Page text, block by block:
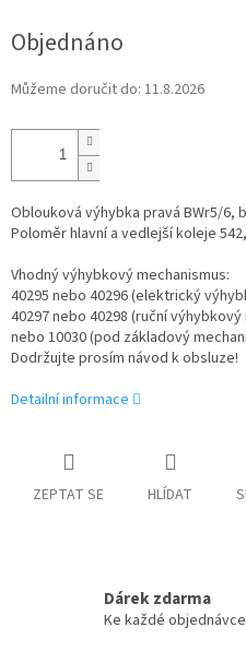
cena:
Objednáno
Můžeme doručit do: 11.8.2026
Oblouková výhybka pravá BWr5/6,
Poloměr hlavní a vedlejší koleje
Vhodný výhybkový mechanismus:
40295 nebo 40296 (elektrický
40297 nebo 40298 (ruční
nebo 10030 (pod základový
Dodržujte prosím návod k obsluze!
Detailní informace
ZEPTAT SE HLÍDAT
Dárek zdarma
Ke každé objednávce